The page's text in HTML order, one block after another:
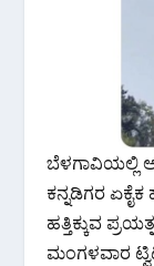
ಬೆಳಗಾವಿಯಲ್ಲಿ
ಕನ್ನಡಿಗರ
ಹತ್ತಿಕ್ಕುವ
ಮಂಗಳವಾರ